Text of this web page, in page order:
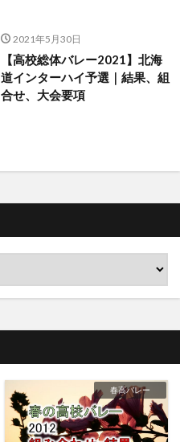
2021年5月30日
【高校総体バレー2021】北海
道インターハイ予選｜結果、組
合せ、大会要項
春高バレー